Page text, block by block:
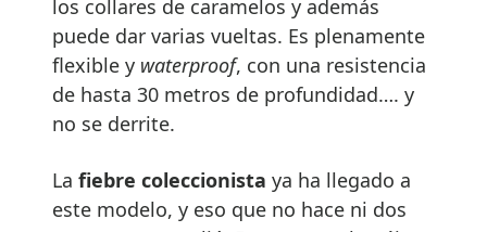
los collares de caramelos y además
puede dar varias vueltas. Es plenamente
flexible y waterproof, con una resistencia
de hasta 30 metros de profundidad…. y
no se derrite.
La fiebre coleccionista ya ha llegado a
este modelo, y eso que no hace ni dos